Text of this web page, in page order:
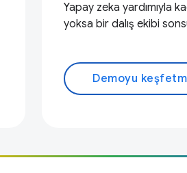
Yapay zeka yardımıyla
yoksa bir dalış ekibi
Demoyu